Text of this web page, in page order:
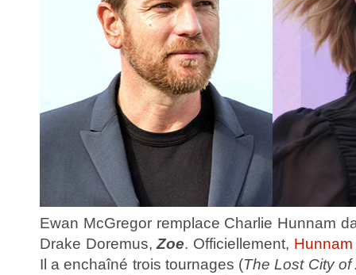
Ewan McGregor remplace Charlie Hunnam
Drake Doremus,Zoe. Officiellement, Hunnam
Il a enchaîné trois tournages (The Lost City of